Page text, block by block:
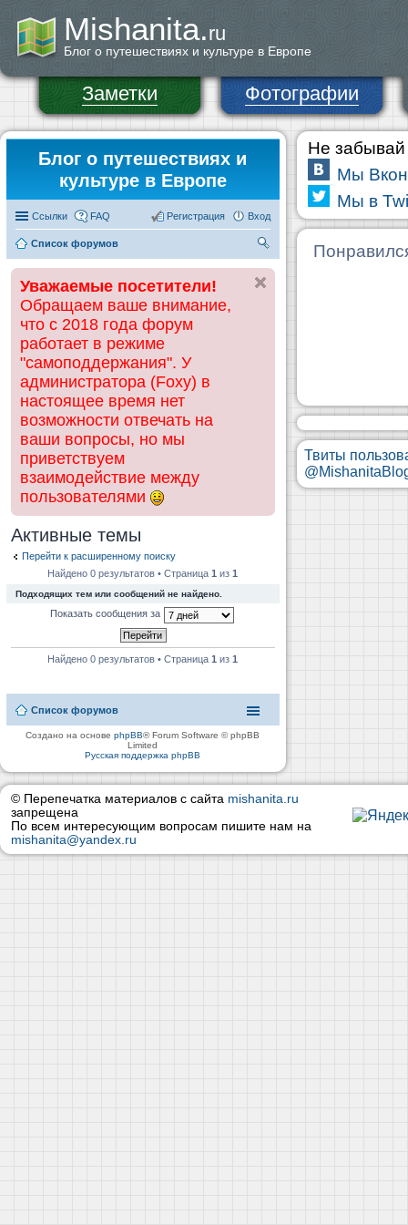
Mishanita.ru
Блог о путешествиях и культуре в Европе
Заметки Фотографии
Блог о путешествиях и
культуре в Европе
Ссылки FAQ Вход
Регистрация
Список форумов
ск
Уважаемые посетители!
Обращаем ваше внимание,
что с 2018 года форум
работает в режиме
"самоподдержания". У
администратора (Foxy) в
настоящее время нет
возможности отвечать на
ваши вопросы, но мы
приветствуем
взаимодействие между
пользователями
Активные темы
Перейти к расширенному поиску
Найдено 0 результатов • Страница1 из1
Подходящих тем или сообщений не найдено.
Показать сообщения за
Найдено 0 результатов • Страница1 из1
Список форумов
Создано на основеphpBB® Forum Software © phpBB
Limited
Русская поддержка phpBB
Не забывай
Мы
Мы в
Твиты
© Перепечатка материалов с сайта mishanita.ru
запрещена
По всем интересующим вопросам пишите нам на
mishanita@yandex.ru